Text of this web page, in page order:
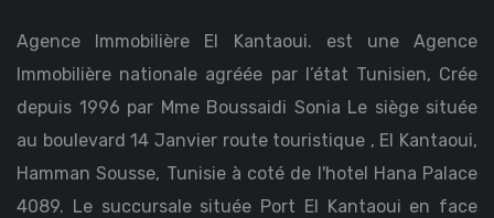
Agence Immobilière El Kantaoui. est une Agence
Immobilière nationale agréée par l’état Tunisien, Crée
depuis 1996 par Mme Boussaidi Sonia Le siège située
au boulevard 14 Janvier route touristique , El Kantaoui,
Hamman Sousse, Tunisie à coté de l'hotel Hana Palace
4089. Le succursale située Port El Kantaoui en face